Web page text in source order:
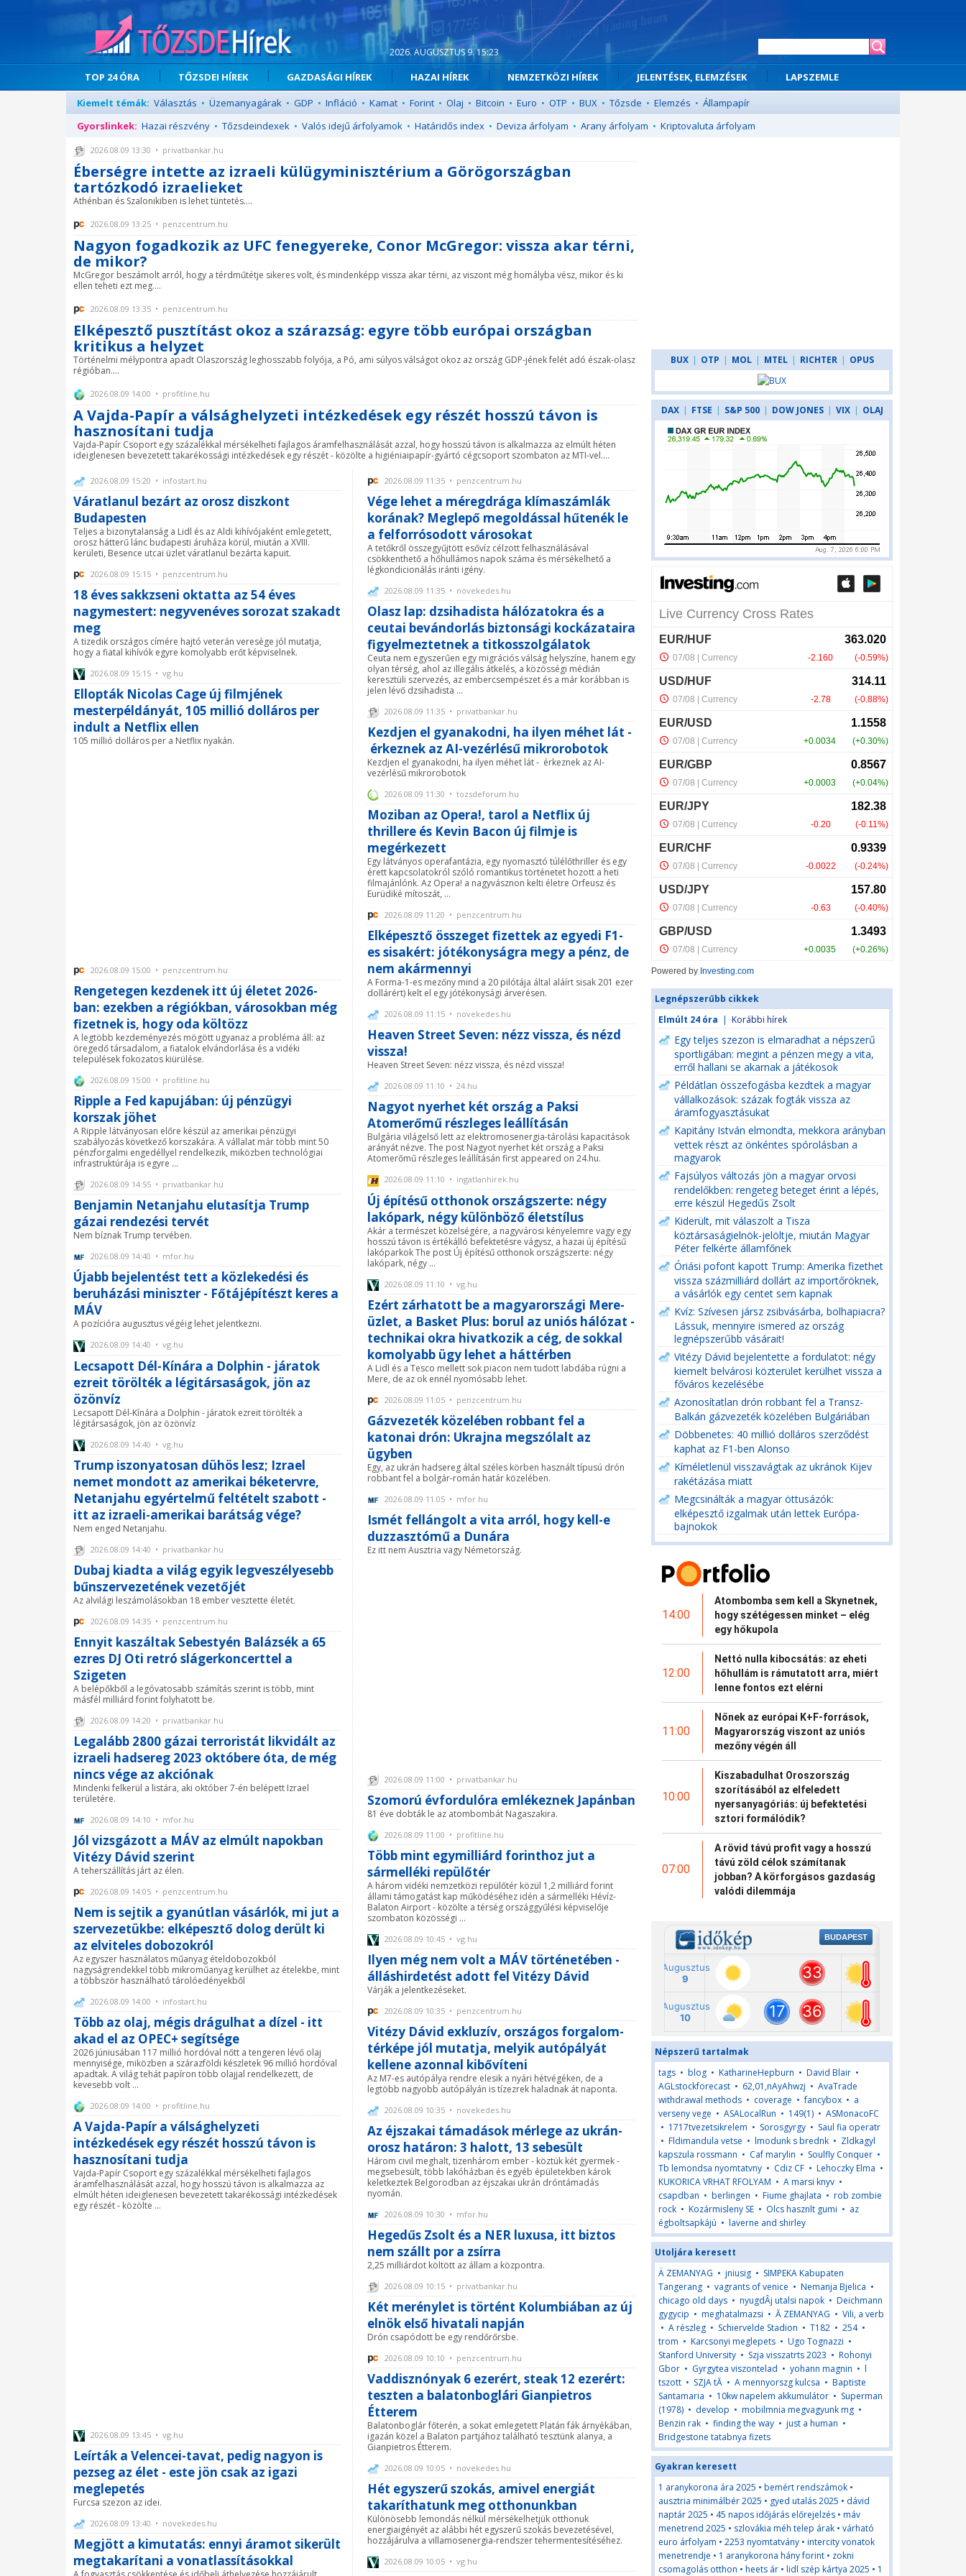
2026. AUGUSZTUS 9. 15:23
TOP 24 ÓRA TŐZSDEI HÍREK GAZDASÁGI HÍREK HAZAI HÍREK NEMZETKÖZI HÍREK JELENTÉSEK, ELEMZÉSEK
LAPSZEMLE
Kiemelt témák: Választás • Üzemanyagárak • GDP • Infláció • Kamat • Forint • Olaj • Bitcoin • Euro • OTP • BUX • Tőzsde • Elemzés • Állampapír
Gyorslinkek: Hazai részvény • Tőzsdeindexek • Valós idejű árfolyamok • Határidős index • Deviza árfolyam • Arany árfolyam • Kriptovaluta árfolyam
2026.08.09 13:30 • privatbankar.hu
Éberségre intette az izraeli külügyminisztérium a Görögországban
tartózkodó izraelieket
Athénban és Szalonikiben is lehet tüntetés....
2026.08.09 13:25 • penzcentrum.hu
Nagyon fogadkozik az UFC fenegyereke, Conor McGregor: vissza akar térni,
de mikor?
McGregor beszámolt arról, hogy a térdműtétje sikeres volt, és mindenképp vissza akar térni, az viszont még homályba vész, mikor és ki
ellen teheti ezt meg....
2026.08.09 13:35 • penzcentrum.hu
Elképesztő pusztítást okoz a szárazság: egyre több európai országban
kritikus a helyzet
Történelmi mélypontra apadt Olaszország leghosszabb folyója, a Pó, ami súlyos válságot okoz az ország GDP-jének felét adó észak-olasz
régióban....
2026.08.09 14:00 • profitline.hu
A Vajda-Papír a válsághelyzeti intézkedések egy részét hosszú távon is
hasznosítani tudja
Vajda-Papír Csoport egy százalékkal mérsékelheti fajlagos áramfelhasználását azzal, hogy hosszú távon is alkalmazza az elmúlt héten
ideiglenesen bevezetett takarékossági intézkedések egy részét - közölte a higiéniaipapír-gyártó cégcsoport szombaton az MTI-vel....
2026.08.09 15:20 • infostart.hu
Váratlanul bezárt az orosz diszkont
Budapesten
Teljes a bizonytalanság a Lidl és az Aldi kihívójaként emlegetett,
orosz hátterű lánc budapesti áruháza körül, miután a XVIII.
kerületi, Besence utcai üzlet váratlanul bezárta kapuit.
2026.08.09 15:15 • penzcentrum.hu
18 éves sakkzseni oktatta az 54 éves
nagymestert: negyvenéves sorozat szakadt
meg
A tizedik országos címére hajtó veterán veresége jól mutatja,
hogy a fiatal kihívók egyre komolyabb erőt képviselnek.
2026.08.09 15:15 • vg.hu
Ellopták Nicolas Cage új filmjének
mesterpéldányát, 105 millió dolláros per
indult a Netflix ellen
105 millió dolláros per a Netflix nyakán.
2026.08.09 15:00 • penzcentrum.hu
Rengetegen kezdenek itt új életet 2026-
ban: ezekben a régiókban, városokban még
fizetnek is, hogy oda költözz
A legtöbb kezdeményezés mögött ugyanaz a probléma áll: az
öregedő társadalom, a fiatalok elvándorlása és a vidéki
települések fokozatos kiürülése.
2026.08.09 15:00 • profitline.hu
Ripple a Fed kapujában: új pénzügyi
korszak jöhet
A Ripple látványosan előre készül az amerikai pénzügyi
szabályozás következő korszakára. A vállalat már több mint 50
pénzforgalmi engedéllyel rendelkezik, miközben technológiai
infrastruktúrája is egyre ...
2026.08.09 14:55 • privatbankar.hu
Benjamin Netanjahu elutasítja Trump
gázai rendezési tervét
Nem bíznak Trump tervében.
2026.08.09 14:40 • mfor.hu
Újabb bejelentést tett a közlekedési és
beruházási miniszter - Főtájépítészt keres a
MÁV
A pozícióra augusztus végéig lehet jelentkezni.
2026.08.09 14:40 • vg.hu
Lecsapott Dél-Kínára a Dolphin - járatok
ezreit törölték a légitársaságok, jön az
özönvíz
Lecsapott Dél-Kínára a Dolphin - járatok ezreit törölték a
légitársaságok, jön az özönvíz
2026.08.09 14:40 • vg.hu
Trump iszonyatosan dühös lesz; Izrael
nemet mondott az amerikai béketervre,
Netanjahu egyértelmű feltételt szabott -
itt az izraeli-amerikai barátság vége?
Nem enged Netanjahu.
2026.08.09 14:40 • privatbankar.hu
Dubaj kiadta a világ egyik legveszélyesebb
bűnszervezetének vezetőjét
Az alvilági leszámolásokban 18 ember vesztette életét.
2026.08.09 14:35 • penzcentrum.hu
Ennyit kaszáltak Sebestyén Balázsék a 65
ezres DJ Oti retró slágerkoncerttel a
Szigeten
A belépőkből a legóvatosabb számítás szerint is több, mint
másfél milliárd forint folyhatott be.
2026.08.09 14:20 • privatbankar.hu
Legalább 2800 gázai terroristát likvidált az
izraeli hadsereg 2023 októbere óta, de még
nincs vége az akciónak
Mindenki felkerül a listára, aki október 7-én belépett Izrael
területére.
2026.08.09 14:10 • mfor.hu
Jól vizsgázott a MÁV az elmúlt napokban
Vitézy Dávid szerint
A teherszállítás járt az élen.
2026.08.09 14:05 • penzcentrum.hu
Nem is sejtik a gyanútlan vásárlók, mi jut a
szervezetükbe: elképesztő dolog derült ki
az elviteles dobozokról
Az egyszer használatos műanyag ételdobozokból
nagyságrendekkel több mikroműanyag kerülhet az ételekbe, mint
a többször használható tárolóedényekből
2026.08.09 14:00 • infostart.hu
Több az olaj, mégis drágulhat a dízel - itt
akad el az OPEC+ segítsége
2026 júniusában 117 millió hordóval nőtt a tengeren lévő olaj
mennyisége, miközben a szárazföldi készletek 96 millió hordóval
apadtak. A világ tehát papíron több olajjal rendelkezett, de
kevesebb volt ...
2026.08.09 14:00 • profitline.hu
A Vajda-Papír a válsághelyzeti
intézkedések egy részét hosszú távon is
hasznosítani tudja
Vajda-Papír Csoport egy százalékkal mérsékelheti fajlagos
áramfelhasználását azzal, hogy hosszú távon is alkalmazza az
elmúlt héten ideiglenesen bevezetett takarékossági intézkedések
egy részét - közölte ...
2026.08.09 13:45 • vg.hu
Leírták a Velencei-tavat, pedig nagyon is
pezseg az élet - este jön csak az igazi
meglepetés
Furcsa szezon az idei.
2026.08.09 13:40 • novekedes.hu
Megjött a kimutatás: ennyi áramot sikerült
megtakarítani a vonatlassításokkal
2026.08.09 11:35 • penzcentrum.hu
Vége lehet a méregdrága klímaszámlák
korának? Meglepő megoldással hűtenék le
a felforrósodott városokat
A tetőkről összegyűjtött esővíz célzott felhasználásával
csökkenthető a hőhullámos napok száma és mérsékelhető a
légkondicionálás iránti igény.
2026.08.09 11:35 • novekedes.hu
Olasz lap: dzsihadista hálózatokra és a
ceutai bevándorlás biztonsági kockázataira
figyelmeztetnek a titkosszolgálatok
Ceuta nem egyszerűen egy migrációs válság helyszíne, hanem egy
olyan térség, ahol az illegális átkelés, a közösségi médián
keresztüli szervezés, az embercsempészet és a már korábban is
jelen lévő dzsihadista ...
2026.08.09 11:35 • privatbankar.hu
Kezdjen el gyanakodni, ha ilyen méhet lát -
érkeznek az AI-vezérlésű mikrorobotok
Kezdjen el gyanakodni, ha ilyen méhet lát - érkeznek az AI-
vezérlésű mikrorobotok
2026.08.09 11:30 • tozsdeforum.hu
Moziban az Opera!, tarol a Netflix új
thrillere és Kevin Bacon új filmje is
megérkezett
Egy látványos operafantázia, egy nyomasztó túlélőthriller és egy
érett kapcsolatokról szóló romantikus történetet hozott a heti
filmajánlónk. Az Opera! a nagyvásznon kelti életre Orfeusz és
Eurüdiké mítoszát, ...
2026.08.09 11:20 • penzcentrum.hu
Elképesztő összeget fizettek az egyedi F1-
es sisakért: jótékonyságra megy a pénz, de
nem akármennyi
A Forma-1-es mezőny mind a 20 pilótája által aláírt sisak 201 ezer
dollárért) kelt el egy jótékonysági árverésen.
2026.08.09 11:15 • novekedes.hu
Heaven Street Seven: nézz vissza, és nézd
vissza!
Heaven Street Seven: nézz vissza, és nézd vissza!
2026.08.09 11:10 • 24.hu
Nagyot nyerhet két ország a Paksi
Atomerőmű részleges leállításán
Bulgária világelső lett az elektromosenergia-tárolási kapacitások
arányát nézve. The post Nagyot nyerhet két ország a Paksi
Atomerőmű részleges leállításán first appeared on 24.hu.
2026.08.09 11:10 • ingatlanhirek.hu
Új építésű otthonok országszerte: négy
lakópark, négy különböző életstílus
Akár a természet közelségére, a nagyvárosi kényelemre vagy egy
hosszú távon is értékálló befektetésre vágysz, a hazai új építésű
lakóparkok The post Új építésű otthonok országszerte: négy
lakópark, négy ...
2026.08.09 11:10 • vg.hu
Ezért zárhatott be a magyarországi Mere-
üzlet, a Basket Plus: borul az uniós hálózat -
technikai okra hivatkozik a cég, de sokkal
komolyabb ügy lehet a háttérben
A Lidl és a Tesco mellett sok piacon nem tudott labdába rúgni a
Mere, de az ok ennél nyomósabb lehet.
2026.08.09 11:05 • penzcentrum.hu
Gázvezeték közelében robbant fel a
katonai drón: Ukrajna megszólalt az
ügyben
Egy, az ukrán hadsereg által széles körben használt típusú drón
robbant fel a bolgár-román határ közelében.
2026.08.09 11:05 • mfor.hu
Ismét fellángolt a vita arról, hogy kell-e
duzzasztómű a Dunára
Ez itt nem Ausztria vagy Németország.
2026.08.09 11:00 • privatbankar.hu
Szomorú évfordulóra emlékeznek Japánban
81 éve dobták le az atombombát Nagaszakira.
2026.08.09 11:00 • profitline.hu
Több mint egymilliárd forinthoz jut a
sármelléki repülőtér
A három vidéki nemzetközi repülőtér közül 1,2 milliárd forint
állami támogatást kap működéséhez idén a sármelléki Hévíz-
Balaton Airport - közölte a térség országgyűlési képviselője
szombaton közösségi ...
2026.08.09 10:45 • vg.hu
Ilyen még nem volt a MÁV történetében -
álláshirdetést adott fel Vitézy Dávid
Várják a jelentkezéseket.
2026.08.09 10:35 • penzcentrum.hu
Vitézy Dávid exkluzív, országos forgalom-
térképe jól mutatja, melyik autópályát
kellene azonnal kibővíteni
Az M7-es autópálya rendre elesik a nyári hétvégéken, de a
legtöbb nagyobb autópályán is tízezrek haladnak át naponta.
2026.08.09 10:35 • novekedes.hu
Az éjszakai támadások mérlege az ukrán-
orosz határon: 3 halott, 13 sebesült
Három civil meghalt, tizenhárom ember - köztük két gyermek -
megsebesült, több lakóházban és egyéb épületekben károk
keletkeztek Belgorodban az éjszakai ukrán dróntámadás
nyomán.
2026.08.09 10:30 • mfor.hu
Hegedűs Zsolt és a NER luxusa, itt biztos
nem szállt por a zsírra
2,25 milliárdot költött az állam a központra.
2026.08.09 10:15 • privatbankar.hu
Két merénylet is történt Kolumbiában az új
elnök első hivatali napján
Drón csapódott be egy rendőrőrsbe.
2026.08.09 10:10 • penzcentrum.hu
Vaddisznónyak 6 ezerért, steak 12 ezerért:
teszten a balatonboglári Gianpietros
Étterem
Balatonboglár főterén, a sokat emlegetett Platán fák árnyékában,
igazán közel a Balaton partjához található tesztünk alanya, a
Gianpietros Étterem.
2026.08.09 10:05 • novekedes.hu
Hét egyszerű szokás, amivel energiát
takaríthatunk meg otthonunkban
Különösebb lemondás nélkül mérsékelhetjük otthonuk
energiaigényét az alábbi hét egyszerű szokás bevezetésével,
hozzájárulva a villamosenergia-rendszer tehermentesítéséhez.
2026.08.09 10:05 • vg.hu
BUX | OTP | MOL | MTEL | RICHTER | OPUS
DAX | FTSE | S&P 500 | DOW JONES | VIX | OLAJ
Powered by Investing.com
Legnépszerűbb cikkek
Elmúlt 24 óra | Korábbi hírek
Egy teljes szezon is elmaradhat a népszerű
sportligában: megint a pénzen megy a vita,
erről hallani se akarnak a játékosok
Példátlan összefogásba kezdtek a magyar
vállalkozások: százak fogták vissza az
áramfogyasztásukat
Kapitány István elmondta, mekkora arányban
vettek részt az önkéntes spórolásban a
magyarok
Fajsúlyos változás jön a magyar orvosi
rendelőkben: rengeteg beteget érint a lépés,
erre készül Hegedűs Zsolt
Kiderült, mit válaszolt a Tisza
köztársaságielnök-jelöltje, miután Magyar
Péter felkérte államfőnek
Óriási pofont kapott Trump: Amerika fizethet
vissza százmilliárd dollárt az importőröknek,
a vásárlók egy centet sem kapnak
Kvíz: Szívesen jársz zsibvásárba, bolhapiacra?
Lássuk, mennyire ismered az ország
legnépszerűbb vásárait!
Vitézy Dávid bejelentette a fordulatot: négy
kiemelt belvárosi közterület kerülhet vissza a
főváros kezelésébe
Azonosítatlan drón robbant fel a Transz-
Balkán gázvezeték közelében Bulgáriában
Döbbenetes: 40 millió dolláros szerződést
kaphat az F1-ben Alonso
Kíméletlenül visszavágtak az ukránok Kijev
rakétázása miatt
Megcsinálták a magyar öttusázók:
elképesztő izgalmak után lettek Európa-
bajnokok
14:00
Atombomba sem kell a Skynetnek,
hogy szétégessen minket – elég
egy hőkupola
12:00
Nettó nulla kibocsátás: az eheti
hőhullám is rámutatott arra, miért
lenne fontos ezt elérni
11:00
Nőnek az európai K+F-források,
Magyarország viszont az uniós
mezőny végén áll
10:00
Kiszabadulhat Oroszország
szorításából az elfeledett
nyersanyagóriás: új befektetési
sztori formálódik?
07:00
A rövid távú profit vagy a hosszú
távú zöld célok számítanak
jobban? A körforgásos gazdaság
valódi dilemmája
Népszerű tartalmak
tags • blog • KatharineHepburn • David Blair •
AGLstockforecast • 62,01,nAyAhwzj • AvaTrade
withdrawal methods • coverage •fancybox • a
verseny vege • ASALocalRun • 149(1) • ASMonacoFC
• 1717tvezetsikrelem • Sorosgyrgy • Saul fia operatr
• Fldimandula vetse • lmodunk s brednk • Zldkagyl
kapszula rossmann • Caf marylin • Soulfly Conquer •
Tb lemondsa nyomtatvny • Cdiz CF • Lehoczky Elma •
KUKORICA VRHAT RFOLYAM • A marsi knyv •
csapdban • berlingen • Fiume ghajlata • rob zombie
rock • Kozármisleny SE • Olcs hasznlt gumi • az
égboltsapkájú • laverne and shirley
Utoljára keresett
Ä ZEMANYAG • jniusig • SIMPEKA Kabupaten
Tangerang • vagrants of venice • Nemanja Bjelica •
chicago old days • nyugdÂ­j utalsi napok • Deichmann
gygycip • meghatalmazsi • Ă ZEMANYAG • Vili, a verb
• A részleg • Schiervelde Stadion • T182 • 254•
trom • Karcsonyi meglepets • Ugo Tognazzi •
Stanford University • Szja visszatrts 2023 • Rohonyi
Gbor • Gyrgytea viszontelad • yohann magnin • l
tszott • SZJA tĂ • A mennyorszg kulcsa • Baptiste
Santamaria • 10kw napelem akkumulátor • Superman
(1978) • develop • mobilmnia megvagyunk mg •
Benzin rak • finding the way • just a human •
Bridgestone tatabnya fizets
Gyakran keresett
1 aranykorona ára 2025 • bemért rendszámok •
ausztria minimálbér 2025 • gyed utalás 2025 • dávid
naptár 2025 • 45 napos időjárás előrejelzés • máv
menetrend 2025 • szlovákia méh telep árak • várható
euro árfolyam • 2253 nyomtatvány • intercity vonatok
menetrendje • 1 aranykorona hány forint • zokni
csomagolás otthon • heets ár • lidl szép kártya 2025 • 1